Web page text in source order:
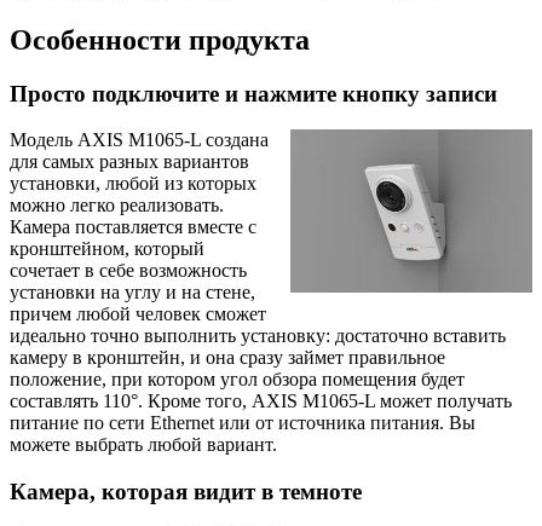
Особенности продукта
Просто подключите и нажмите кнопку записи
Модель AXIS M1065-L создана
для самых разных вариантов
установки, любой из которых
можно легко реализовать.
Камера поставляется вместе с
кронштейном, который
сочетает в себе возможность
установки на углу и на стене,
причем любой человек сможет
идеально точно выполнить установку: достаточно вставить
камеру в кронштейн, и она сразу займет правильное
положение, при котором угол обзора помещения будет
составлять 110°. Кроме того, AXIS M1065-L может получать
питание по сети Ethernet или от источника питания. Вы
можете выбрать любой вариант.
Камера, которая видит в темноте